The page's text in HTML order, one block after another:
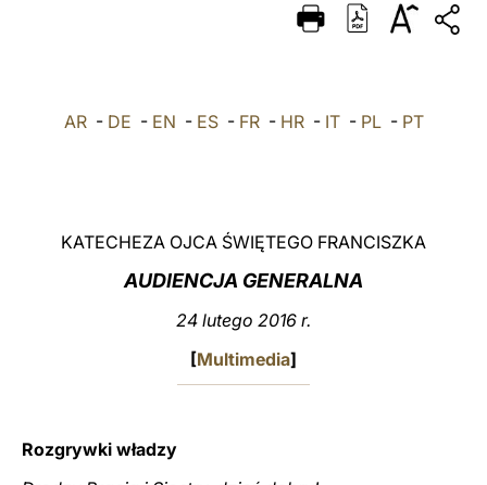
ITALIANO
中文
AR- DE - EN - ES- FR- HR- IT- PL- PT
KATECHEZA OJCA ŚWIĘTEGO FRANCISZKA
AUDIENCJA GENERALNA
24 lutego 2016 r.
[Multimedia]
Rozgrywki władzy